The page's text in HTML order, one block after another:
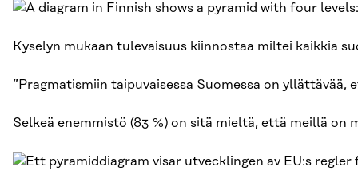
Kyselyn mukaan tulevaisuus kiinnostaa miltei kaikkia
”Pragmatismiin taipuvaisessa Suomessa on
Selkeä enemmistö (83 %) on sitä mieltä, että meillä